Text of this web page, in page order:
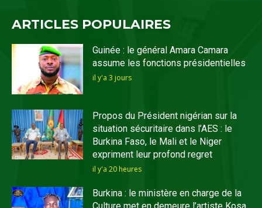
ARTICLES POPULAIRES
Guinée : le général Amara Camara
assume les fonctions présidentielles
il y'a 3 jours
Propos du Président nigérian sur la
situation sécuritaire dans l’AES : le
Burkina Faso, le Mali et le Niger
expriment leur profond regret
il y'a 20 heures
Burkina : le ministère en charge de la